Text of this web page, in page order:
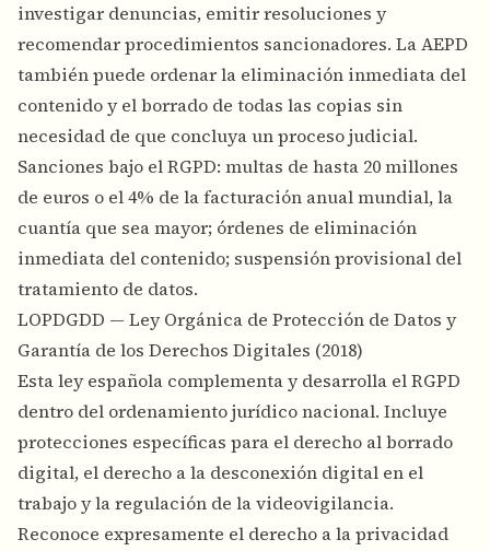
investigar denuncias, emitir resoluciones y
recomendar procedimientos sancionadores. La AEPD
también puede ordenar la eliminación inmediata del
contenido y el borrado de todas las copias sin
necesidad de que concluya un proceso judicial.
Sanciones bajo el RGPD: multas de hasta 20 millones
de euros o el 4% de la facturación anual mundial, la
cuantía que sea mayor; órdenes de eliminación
inmediata del contenido; suspensión provisional del
tratamiento de datos.
LOPDGDD — Ley Orgánica de Protección de Datos y
Garantía de los Derechos Digitales (2018)
Esta ley española complementa y desarrolla el RGPD
dentro del ordenamiento jurídico nacional. Incluye
protecciones específicas para el derecho al borrado
digital, el derecho a la desconexión digital en el
trabajo y la regulación de la videovigilancia.
Reconoce expresamente el derecho a la privacidad